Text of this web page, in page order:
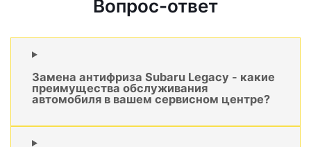
Вопрос-ответ
Замена антифриза Subaru Legacy - какие
преимущества обслуживания
автомобиля в вашем сервисном центре?